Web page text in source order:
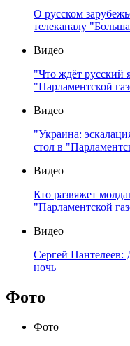
О русском
телеканалу
Видео
"Что ждёт русский
"Парламентской
Видео
"Украина:
стол в
Видео
Кто развяжет
"Парламентской
Видео
Сергей Пантелеев:
ночь
Фото
Фото